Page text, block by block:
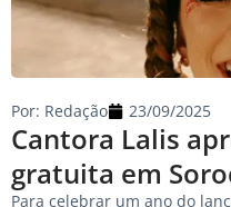
Cantora Lalis
gratuita em
Por: Redação 23/09/2025
Para celebrar um ano do